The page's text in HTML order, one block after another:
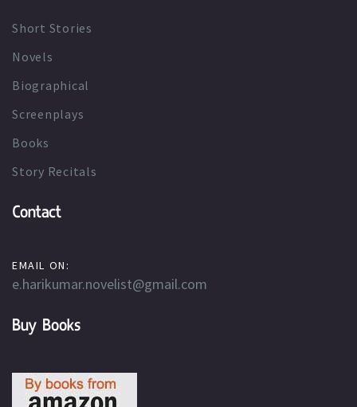
Short Stories
Novels
Biographical
Screenplays
Books
Story Recitals
Contact
EMAIL ON:
e.harikumar.novelist@gmail.com
Buy Books